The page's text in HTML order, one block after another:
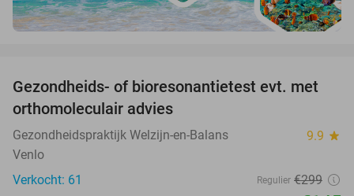
52%
Gezondheids- of bioresonantietest evt. met
orthomoleculair advies
Gezondheidspraktijk Welzijn-en-Balans 9.9 star
Venlo
Verkocht: 61
Regulier €299